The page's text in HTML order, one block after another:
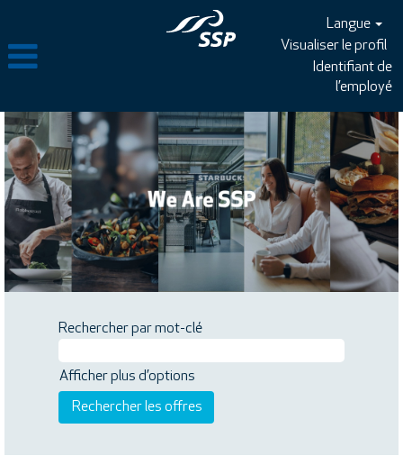
Langue
Visualiser le profil
Identifiant de
l’employé
Rechercher par mot-clé
Afficher plus d’options